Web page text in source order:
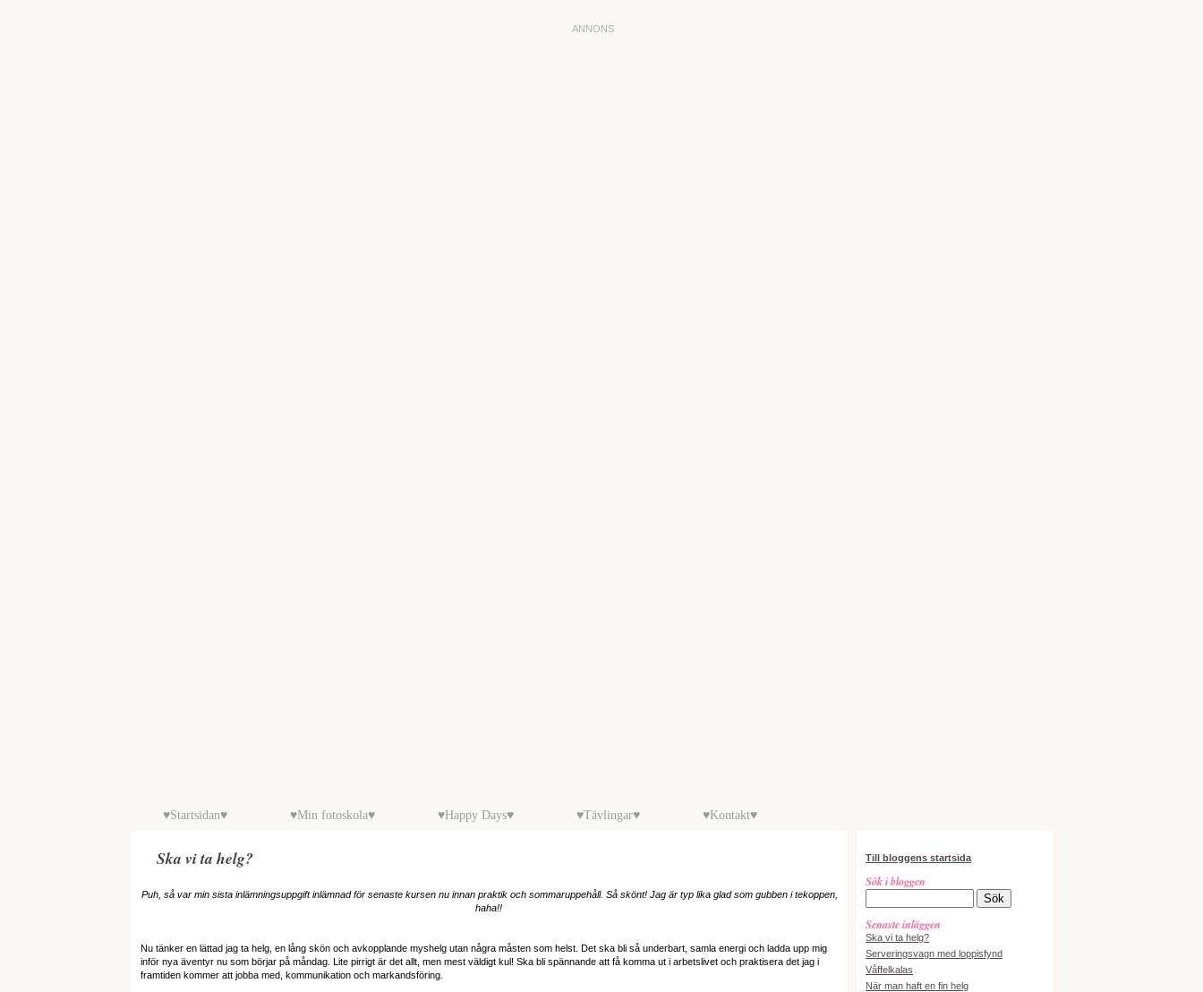
♥Startsidan♥ ♥Min fotoskola♥ ♥Happy Days♥ ♥Tävlingar♥ ♥Kontakt♥
Ska vi ta helg?
Puh, så var min sista inlämningsuppgift inlämnad för senaste kursen nu innan praktik och sommaruppehåll. Så skönt! Jag är typ lika glad som gubben i tekoppen,
haha!!
Nu tänker en lättad jag ta helg, en lång skön och avkopplande myshelg utan några måsten som helst. Det ska bli så underbart, samla energi och ladda upp mig
inför nya äventyr nu som börjar på måndag. Lite pirrigt är det allt, men mest väldigt kul! Ska bli spännande att få komma ut i arbetslivet och praktisera det jag i
framtiden kommer att jobba med, kommunikation och markandsföring.
Till bloggens startsida
Sök i bloggen
Senaste inläggen
Ska vi ta helg?
Serveringsvagn med loppisfynd
Våffelkalas
När man haft en fin helg